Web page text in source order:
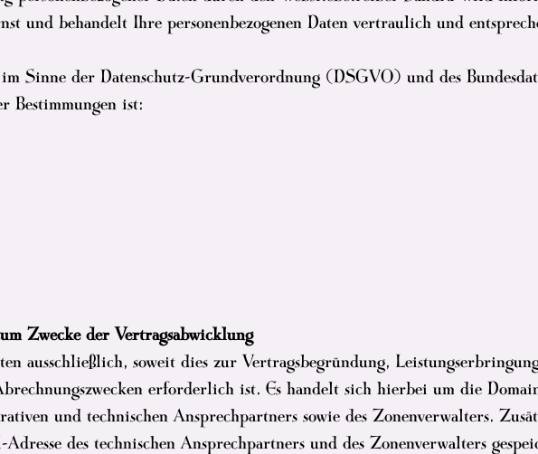
und behandelt Ihre personenbezogenen Daten vertraulich und
Sinne der Datenschutz-Grundverordnung (DSGVO) und des
Bestimmungen ist:
Zwecke der Vertragsabwicklung
ausschließlich, soweit dies zur Vertragsbegründung,
erforderlich ist. Es handelt sich hierbei um die
und technischen Ansprechpartners sowie des Zonenverwalters.
des technischen Ansprechpartners und des Zonenverwalters